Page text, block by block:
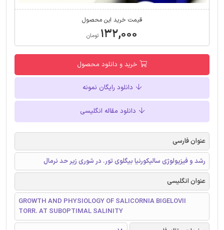
قیمت خرید این محصول
۱۳۲,۰۰۰ تومان
خرید و دانلود محصول
دانلود رایگان نمونه
دانلود مقاله انگلیسی
عنوان فارسی
رشد و فیزیولوژی سالیکورنیا بیگلوی تور. در شوری زیر حد نرمال
عنوان انگلیسی
GROWTH AND PHYSIOLOGY OF SALICORNIA BIGELOVII
TORR. AT SUBOPTIMAL SALINITY